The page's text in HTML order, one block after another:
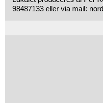
98487133 eller via mail: